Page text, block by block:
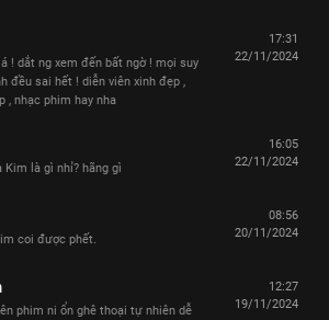
! dắt ng xem đến bất ngờ ! mọi suy
đều sai hết ! diễn viên xinh đẹp ,
, nhạc phim hay nha
17:31
22/11/2024
Kim là gì nhỉ? hãng gì
16:05
22/11/2024
coi được phết.
08:56
20/11/2024
phim ni ổn ghê thoại tự nhiên dễ
12:27
19/11/2024